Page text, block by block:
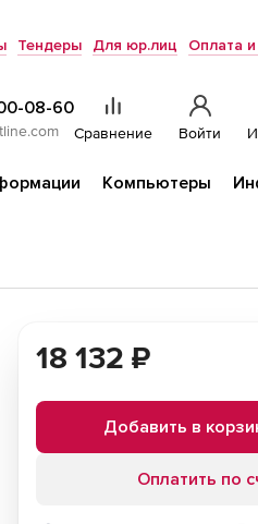
Тендеры Для юр.лиц Оплата
08-60
Сравнение Войти
Компьютеры
18 132 ₽
Добавить в
Оплатить по